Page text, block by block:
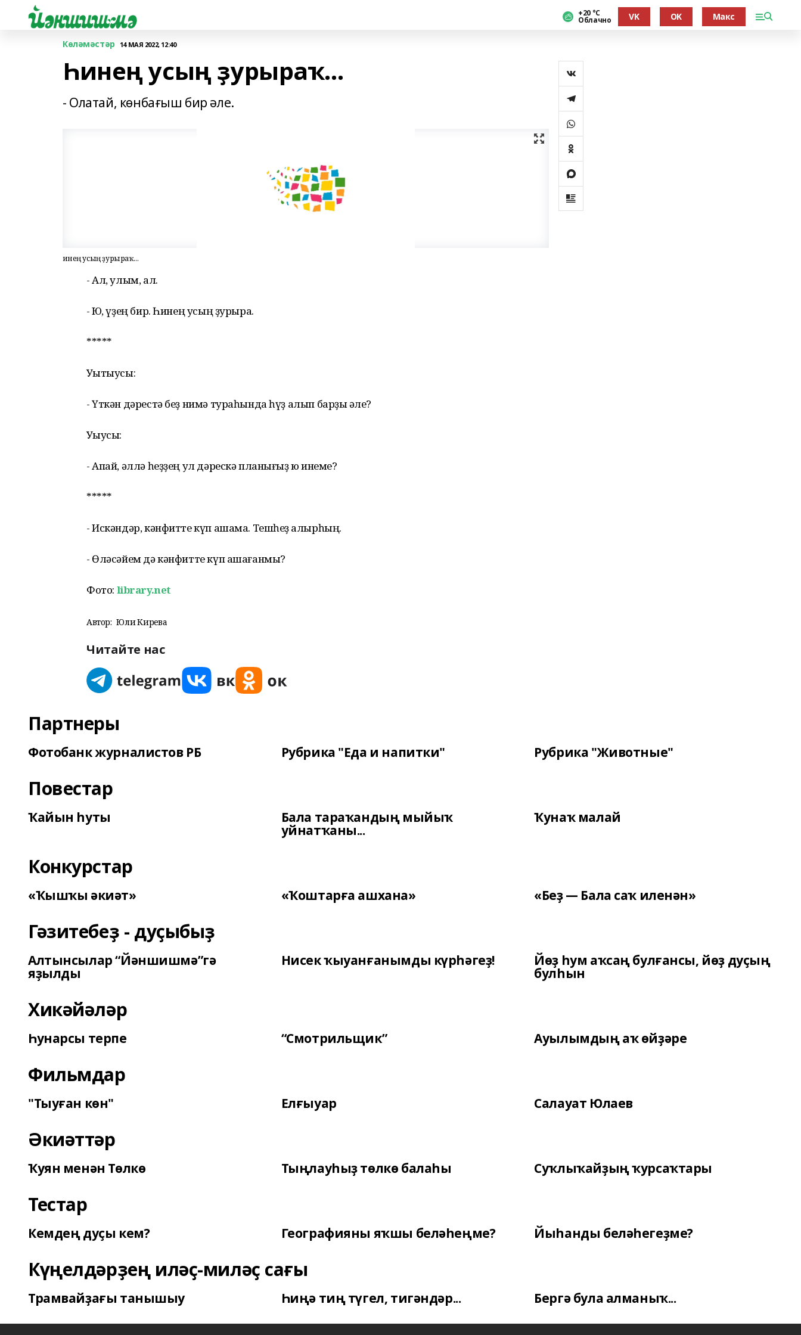
+20 °С
Облачно VK OK Макс
Көләмәстәр 14 МАЯ 2022, 12:40
Һинең усың ҙурыраҡ...
- Олатай, көнбағыш бир әле.
Һинең усың ҙурыраҡ...
- Ал, улым, ал.
- Юҡ, үҙең бир. Һинең усың ҙурыраҡ.
*****
Уҡытыусы:
- Үткән дәрестә беҙ нимә тураһында һүҙ алып барҙыҡ әле?
Уҡыусы:
- Апай, әллә һеҙҙең ул дәрескә планығыҙ юҡ инеме?
*****
- Искәндәр, кәнфитте күп ашама. Тешһеҙ ҡалырһың.
- Өләсәйем дә кәнфитте күп ашағанмы?
Фото: library.net
Автор: Юлиә Кирәева
Читайте нас
Партнеры
Фотобанк журналистов РБ Рубрика "Еда и напитки" Рубрика "Животные"
Повестар
Ҡайын һуты Бала тараҡандың мыйыҡ
уйнатҡаны...
Ҡунаҡ малай
Конкурстар
«Ҡышҡы әкиәт» «Ҡоштарға ашхана» «Беҙ — Бала саҡ иленән»
Гәзитебеҙ - дуҫыбыҙ
Алтынсылар “Йәншишмә”гә
яҙылды
Нисек ҡыуанғанымды күрһәгеҙ! Йөҙ һум аҡсаң булғансы, йөҙ дуҫың
булһын
Хикәйәләр
Һунарсы терпе “Смотрильщик” Ауылымдың аҡ өйҙәре
Фильмдар
"Тыуған көн" Елғыуар Салауат Юлаев
Әкиәттәр
Ҡуян менән Төлкө Тыңлауһыҙ төлкө балаһы Суҡлыҡайҙың ҡурсаҡтары
Тестар
Кемдең дуҫы кем? Географияны яҡшы беләһеңме? Йыһанды беләһегеҙме?
Күңелдәрҙең иләҫ-миләҫ сағы
Трамвайҙағы танышыу Һиңә тиң түгел, тигәндәр... Бергә була алманыҡ...